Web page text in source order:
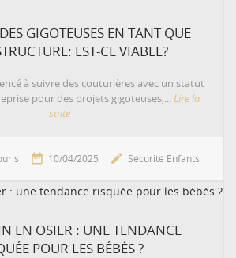
GIGOTEUSES EN TANT QUE
EST-CE VIABLE?
à suivre des couturières avec un statut
pour des projets gigoteuses,...Lire la
suite
 10/04/2025  Sécurité Enfants
EN OSIER : UNE TENDANCE
POUR LES BÉBÉS ?